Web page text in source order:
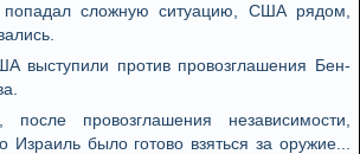
попадал сложную ситуацию, США рядом,
выступили против провозглашения Бен-
провозглашения независимости,
Израиль было готово взяться за оружие...